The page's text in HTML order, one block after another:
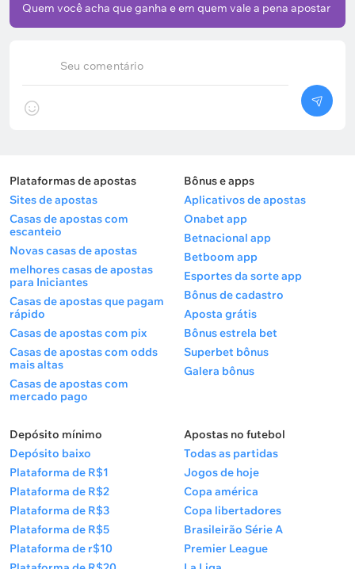
Seu comentário
Quem você acha que ganha e em quem vale a pena apostar
Plataformas de apostas
Sites de apostas
Casas de apostas com
escanteio
Novas casas de apostas
melhores casas de apostas
para Iniciantes
Casas de apostas que pagam
rápido
Casas de apostas com pix
Casas de apostas com odds
mais altas
Casas de apostas com
mercado pago
Bônus e apps
Aplicativos de apostas
Onabet app
Betnacional app
Betboom app
Esportes da sorte app
Bônus de cadastro
Aposta grátis
Bônus estrela bet
Superbet bônus
Galera bônus
Depósito mínimo
Depósito baixo
Plataforma de R$1
Plataforma de R$2
Plataforma de R$3
Plataforma de R$5
Plataforma de r$10
Apostas no futebol
Todas as partidas
Jogos de hoje
Copa américa
Copa libertadores
Brasileirão Série A
Premier League